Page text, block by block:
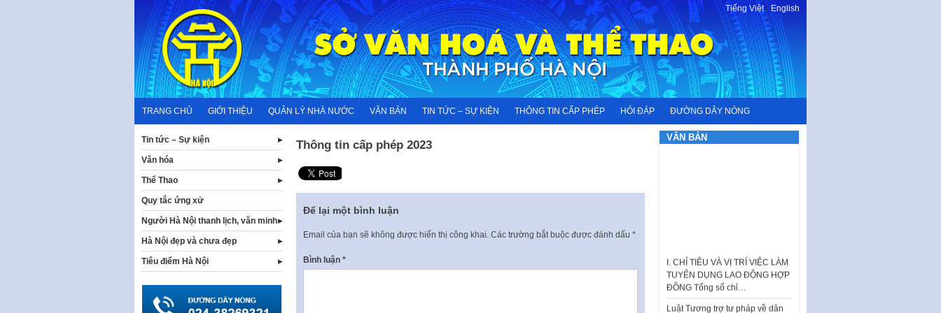
content
Tiếng Việt-English
TRANG CHỦ GIỚI THIỆU QUẢN LÝ NHÀ NƯỚC VĂN BẢN TIN TỨC – SỰ KIỆN THÔNG TIN CẤP PHÉP HỎI ĐÁP ĐƯỜNG DÂY NÓNG
Thông tin cấp phép 2023
Để lại một bình luận
Email của bạn sẽ không được hiển thị công khai. Các trường bắt buộc được đánh dấu *
Bình luận *
Tin tức – Sự kiện
Văn hóa
Thể Thao
Quy tắc ứng xử
Người Hà Nội thanh lịch, văn minh
Hà Nội đẹp và chưa đẹp
Tiêu điểm Hà Nội
VĂN BẢN
TUYỂN DỤNG LAO ĐỘNG HỢP
ĐỒNG Tổng số chỉ…
sự và Kế hoạch số 187KH-